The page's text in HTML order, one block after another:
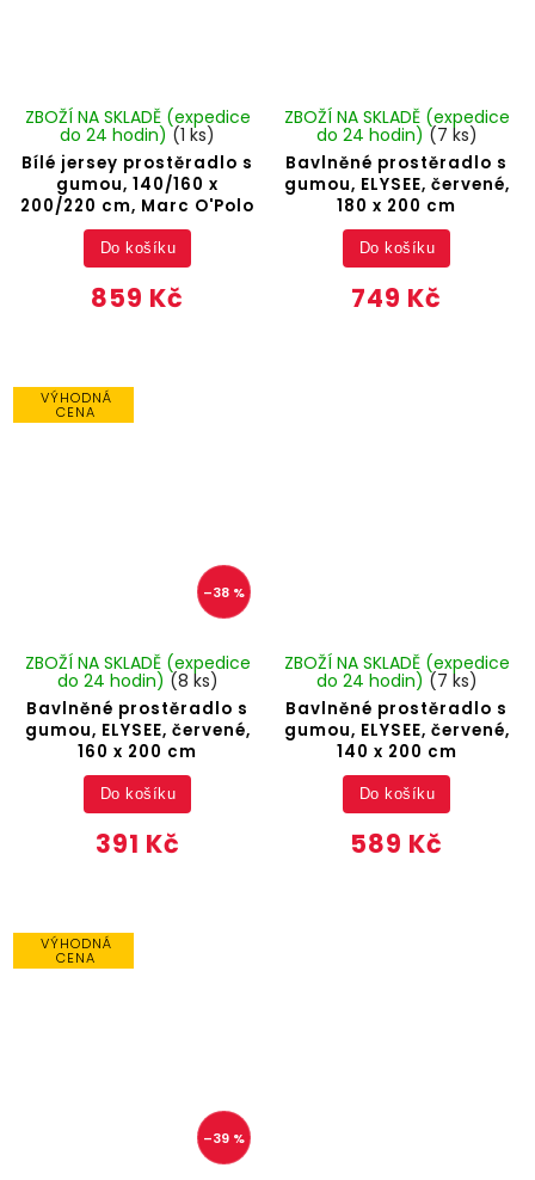
Bílé jersey prostěradlo s
gumou, 140/160 x
200/220 cm, Marc O'Polo
ZBOŽÍ NA SKLADĚ (expedice
do 24 hodin) (1 ks)
859 Kč
Do košíku
Bavlněné prostěradlo s
gumou, ELYSEE, červené,
180 x 200 cm
ZBOŽÍ NA SKLADĚ (expedice
do 24 hodin) (7 ks)
749 Kč
Do košíku
VÝHODNÁ
CENA
–38 %
Bavlněné prostěradlo s
gumou, ELYSEE, červené,
160 x 200 cm
ZBOŽÍ NA SKLADĚ (expedice
do 24 hodin) (8 ks)
391 Kč
Do košíku
Bavlněné prostěradlo s
gumou, ELYSEE, červené,
140 x 200 cm
ZBOŽÍ NA SKLADĚ (expedice
do 24 hodin) (7 ks)
589 Kč
Do košíku
VÝHODNÁ
CENA
–39 %